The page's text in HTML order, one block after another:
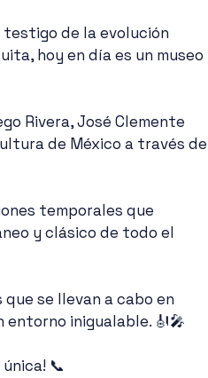
testigo de la evolución
hoy en día es un museo
Rivera, José Clemente
de México a través de
temporales que
y clásico de todo el
se llevan a cabo en
inigualable. 🎻🎤
📞